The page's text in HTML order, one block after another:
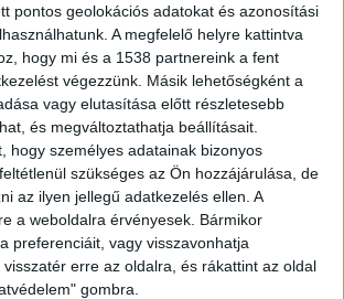
pontos geolokációs adatokat és azonosítási
A megfelelő helyre kattintva
hogy mi és a 1538 partnereink a fent
végezzünk. Másik lehetőségként a
vagy elutasítása előtt részletesebb
és megváltoztathatja beállításait.
hogy személyes adatainak bizonyos
szükséges az Ön hozzájárulása, de
az ilyen jellegű adatkezelés ellen. A
a weboldalra érvényesek. Bármikor
preferenciáit, vagy visszavonhatja
erre az oldalra, és rákattint az oldal
gombra.
nyomában
ma Siófokon és a
a szokatlan
|2021.09.21. | kedd: 15:58